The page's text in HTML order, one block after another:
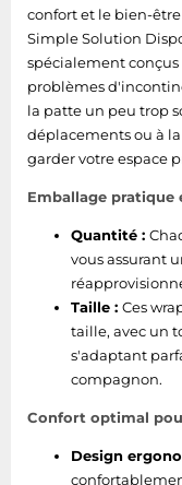
confort et le bien-
Simple Solution
spécialement conçus
problèmes
la patte un peu trop
déplacements ou à
garder votre espace
Emballage pratique
Quantité :
vous assurant
Taille : Ces
taille, avec un
s'adaptant
compagnon.
Confort optimal
Design